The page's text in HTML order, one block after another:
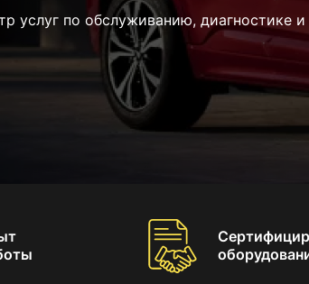
услуг по обслуживанию, диагностике